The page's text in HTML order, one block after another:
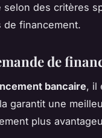
selon des critères
financement.
de
bancaire, il
garantit une
plus